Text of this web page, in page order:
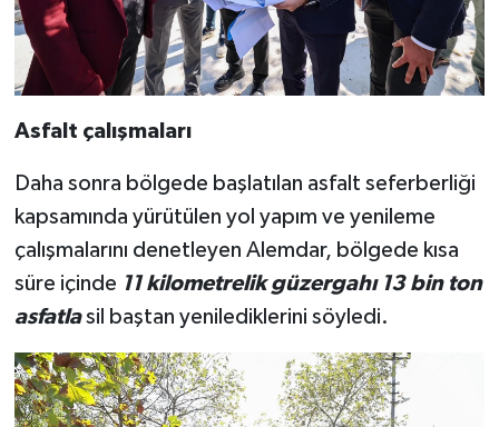
Asfalt çalışmaları
Daha sonra bölgede başlatılan asfalt seferberliği
kapsamında yürütülen yol yapım ve yenileme
çalışmalarını denetleyen Alemdar, bölgede kısa
süre içinde 11 kilometrelik güzergahı 13 bin ton
asfatlasil baştan yenilediklerini söyledi.